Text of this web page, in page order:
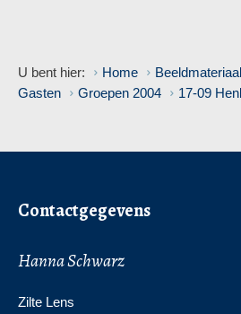
U bent hier: Home Beeldmateriaal
Gasten
Groepen 2004 17-09
Contactgegevens
Hanna Schwarz
Zilte Lens